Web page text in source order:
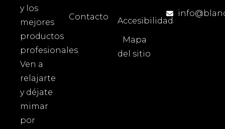
y los
mejores
productos
profesionales.
Ven a
relajarte
y déjate
mimar
por
Contacto
Accesibilidad
Mapa
del sitio